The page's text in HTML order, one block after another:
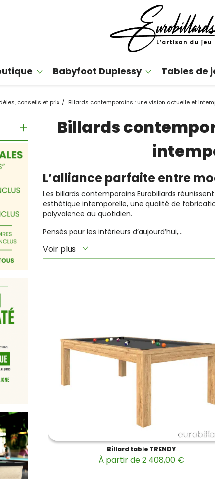
Babyfoot Duplessy Tables de
conseils et prix Billards contemporains : une vision actuelle et
Billards
L’alliance parfaite entre
Les billards contemporains Eurobillards
esthétique intemporelle, une qualité de
polyvalence au quotidien.
Pensés pour les intérieurs d’aujourd’hui,...
Voir plus
Billard table TRENDY
À partir de 2 408,00 €